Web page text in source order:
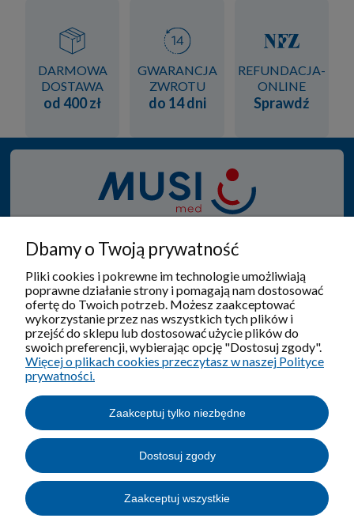
DARMOWA
DOSTAWA
od 400 zł
GWARANCJA
ZWROTU
do 14 dni
REFUNDACJA-
ONLINE
Sprawdź
wyrobów ortopedyczno - rehabilitacyjnych, gdzie
zawsze w tym procesie na pierwszym miejscu jest
pacjent.
Pomoc
Moje konto
O nas
© 2021-2026 MUSI Lublin Sp. z o. o.. Wszelkie prawa
Dbamy o Twoją prywatność
Pliki cookies i pokrewne im technologie umożliwiają
poprawne działanie strony i pomagają nam dostosować
ofertę do Twoich potrzeb. Możesz zaakceptować
wykorzystanie przez nas wszystkich tych plików i
przejść do sklepu lub dostosować użycie plików do
swoich preferencji, wybierając opcję "Dostosuj zgody".
Więcej o plikach cookies przeczytasz w naszej Polityce
prywatności.
Zaakceptuj tylko niezbędne
Dostosuj zgody
Zaakceptuj wszystkie